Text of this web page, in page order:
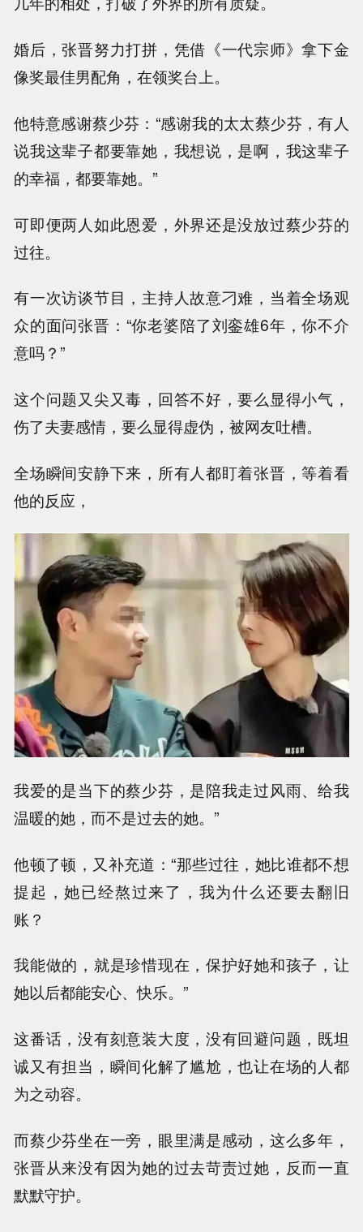
婚后，张晋努力打拼，凭借《一代宗师》拿下金
像奖最佳男配角，在领奖台上。
他特意感谢蔡少芬：“感谢我的太太蔡少芬，有人
说我这辈子都要靠她，我想说，是啊，我这辈子
的幸福，都要靠她。”
可即便两人如此恩爱，外界还是没放过蔡少芬的
过往。
有一次访谈节目，主持人故意刁难，当着全场观
众的面问张晋：“你老婆陪了刘銮雄6年，你不介
意吗？”
这个问题又尖又毒，回答不好，要么显得小气，
伤了夫妻感情，要么显得虚伪，被网友吐槽。
全场瞬间安静下来，所有人都盯着张晋，等着看
他的反应，
我爱的是当下的蔡少芬，是陪我走过风雨、给我
温暖的她，而不是过去的她。”
他顿了顿，又补充道：“那些过往，她比谁都不想
提起，她已经熬过来了，我为什么还要去翻旧
账？
我能做的，就是珍惜现在，保护好她和孩子，让
她以后都能安心、快乐。”
这番话，没有刻意装大度，没有回避问题，既坦
诚又有担当，瞬间化解了尴尬，也让在场的人都
为之动容。
而蔡少芬坐在一旁，眼里满是感动，这么多年，
张晋从来没有因为她的过去苛责过她，反而一直
默默守护。